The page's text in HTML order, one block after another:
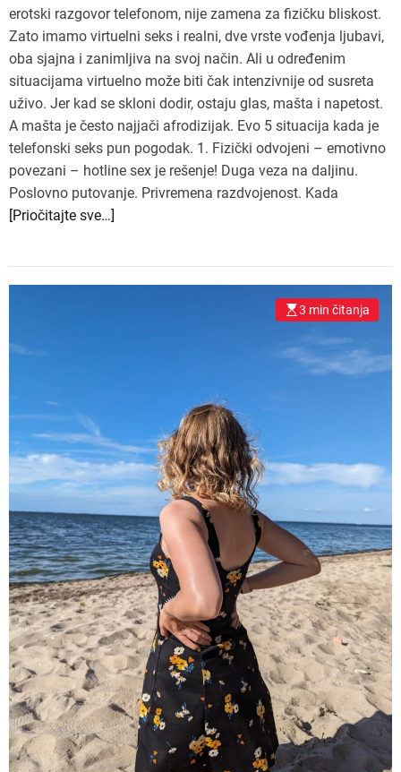
erotski razgovor telefonom, nije zamena za fizičku bliskost.
Zato imamo virtuelni seks i realni, dve vrste vođenja ljubavi,
oba sjajna i zanimljiva na svoj način. Ali u određenim
situacijama virtuelno može biti čak intenzivnije od susreta
uživo. Jer kad se skloni dodir, ostaju glas, mašta i napetost.
A mašta je često najjači afrodizijak. Evo 5 situacija kada je
telefonski seks pun pogodak. 1. Fizički odvojeni – emotivno
povezani – hotline sex je rešenje! Duga veza na daljinu.
Poslovno putovanje. Privremena razdvojenost. Kada
[Priočitajte sve…]
3 min čitanja